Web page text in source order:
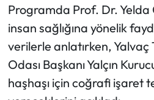
Programda Prof. Dr. Yelda
insan sağlığına yönelik
verilerle anlatırken,
Odası Başkanı Yalçın
haşhaşı için coğrafi işaret